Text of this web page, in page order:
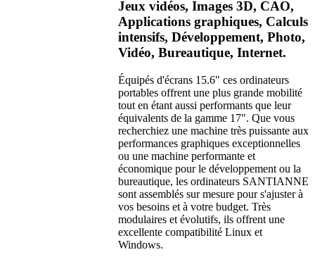
Jeux vidéos, Images 3D, CAO,
Applications graphiques, Calculs
intensifs, Développement, Photo,
Vidéo, Bureautique, Internet.
Équipés d'écrans 15.6" ces ordinateurs
portables offrent une plus grande mobilité
tout en étant aussi performants que leur
équivalents de la gamme 17". Que vous
recherchiez une machine très puissante aux
performances graphiques exceptionnelles
ou une machine performante et
économique pour le développement ou la
bureautique, les ordinateurs SANTIANNE
sont assemblés sur mesure pour s'ajuster à
vos besoins et à votre budget. Très
modulaires et évolutifs, ils offrent une
excellente compatibilité Linux et
Windows.